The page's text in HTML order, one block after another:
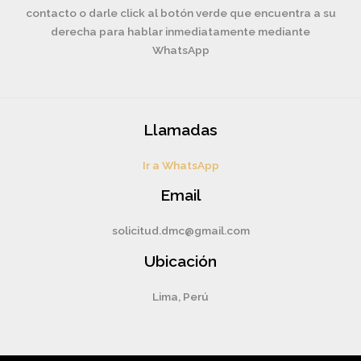
contacto o darle click al botón verde que encuentra a su
derecha para hablar inmediatamente mediante
WhatsApp
Llamadas
Ir a WhatsApp
Email
solicitud.dmc@gmail.com
Ubicación
Lima, Perú